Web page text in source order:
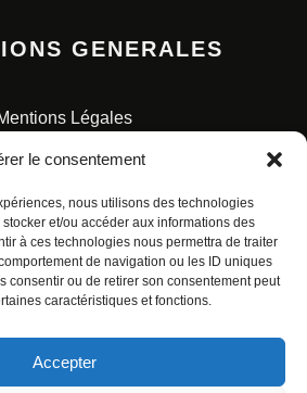
le consentement
nous utilisons des technologies
et/ou accéder aux informations des
à ces technologies nous permettra de traiter
de navigation ou les ID uniques
consentir ou de retirer son consentement peut
caractéristiques et fonctions.
Accepter
GENERALES
Légales
des données personnelles
URBAN COMICS POUR LES